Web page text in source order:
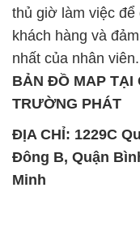
thủ giờ làm việc
khách hàng và
nhất của nhân viên.
BẢN ĐỒ MAP TẠI
TRƯỜNG PHÁT
ĐỊA CHỈ: 1229C
Đông B, Quận
Minh